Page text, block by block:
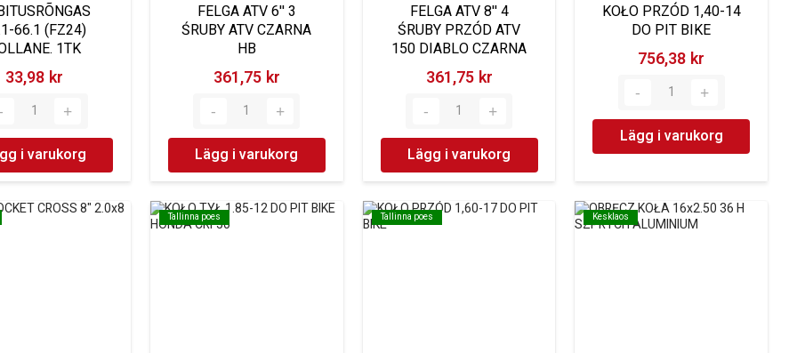
66.1 (FZ24)
1TK
33,98 kr‎
i varukorg
FELGA ATV 6'' 3
ŚRUBY ATV CZARNA
HB
361,75 kr‎
Lägg i varukorg
FELGA ATV 8'' 4
ŚRUBY PRZÓD ATV
150 DIABLO CZARNA
361,75 kr‎
Lägg i varukorg
KOŁO PRZÓD 1,40-14
DO PIT BIKE
756,38 kr‎
Lägg i varukorg
Tallinna poes
Tallinna poes Tallinna poes
Tallinna poes Kesklaos
Kesklaos